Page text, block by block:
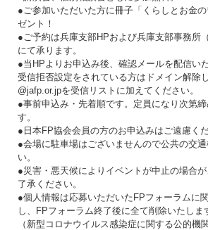
●ご参加いただいた方に冊子「くらしとお金
ゼント！
●ご予約は兵庫支部HPおよび兵庫支部事務所
にて承ります。
●当HPよりお申込み後、確認メールを配信い
受信拒否設定をされている方はドメイン解除
@jafp.or.jpを受信リストに加えてください。
●事前申込み・先着順です。定員になり次第
す。
●日本FP協会会員の方のお申込みはご遠慮くだ
●会場に駐車場はございませんので公共の交
い。
●災害・悪天候によりイベントが中止の場合
了承ください。
●個人情報は応募いただいたFPフォーラムに
し、FPフォーラム終了後に全て削除いたしま
（新型コロナウイルス感染症に関する公的機